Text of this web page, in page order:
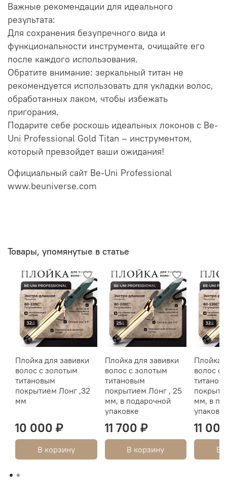
Важные рекомендации для идеального
результата:
Для сохранения безупречного вида и
функциональности инструмента, очищайте его
после каждого использования.
Обратите внимание: зеркальный титан не
рекомендуется использовать для укладки волос,
обработанных лаком, чтобы избежать
пригорания.
Подарите себе роскошь идеальных локонов с Be-
Uni Professional Gold Titan – инструментом,
который превзойдет ваши ожидания!
Официальный сайт Be-Uni Professional
www.beuniverse.com
Товары, упомянутые в статье
Плойка для завивки
волос с золотым
титановым
покрытием Лонг ,32
мм
10 000 ₽
В корзину
Плойка для завивки
волос с золотым
титановым
покрытием Лонг , 25
мм, в подарочной
упаковке
11 700 ₽
В корзину
Плойка
волос с
мм, в
11
В